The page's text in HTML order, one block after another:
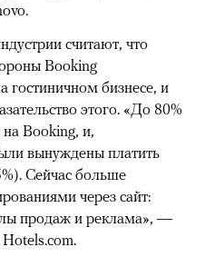
считают, что
Booking
гостиничном бизнесе, и
этого. «До 80%
Booking, и,
вынуждены платить
Сейчас больше
через сайт:
продаж и реклама», —